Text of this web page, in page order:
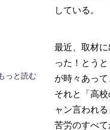
っと読む
している。
最近、取材
った！とう
が時々あっ
それと「高
ャン言われ
苦労のすべ